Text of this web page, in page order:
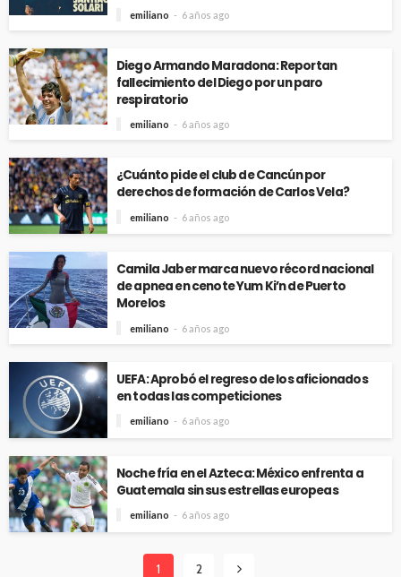
emiliano 6 años ago
Diego Armando Maradona: Reportan
fallecimiento del Diego por un paro
respiratorio
emiliano 6 años ago
¿Cuánto pide el club de Cancún por
derechos de formación de Carlos Vela?
emiliano 6 años ago
Camila Jaber marca nuevo récord nacional
de apnea en cenote Yum Ki’n de Puerto
Morelos
emiliano 6 años ago
UEFA: Aprobó el regreso de los aficionados
en todas las competiciones
emiliano 6 años ago
Noche fría en el Azteca: México enfrenta a
Guatemala sin sus estrellas europeas
emiliano 6 años ago
1 2